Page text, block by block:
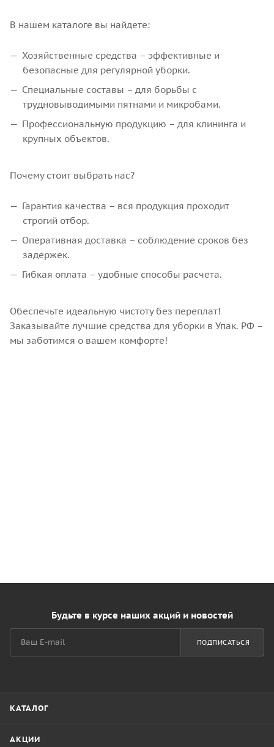
В нашем каталоге вы найдете:
Хозяйственные средства – эффективные и
безопасные для регулярной уборки.
Специальные составы – для борьбы с
трудновыводимыми пятнами и микробами.
Профессиональную продукцию – для клининга и
крупных объектов.
Почему стоит выбрать нас?
Гарантия качества – вся продукция проходит
строгий отбор.
Оперативная доставка – соблюдение сроков без
задержек.
Гибкая оплата – удобные способы расчета.
Обеспечьте идеальную чистоту без переплат!
Заказывайте лучшие средства для уборки в Упак. РФ –
мы заботимся о вашем комфорте!
Будьте в курсе наших акций и новостей
ПОДПИСАТЬСЯ
КАТАЛОГ
АКЦИИ